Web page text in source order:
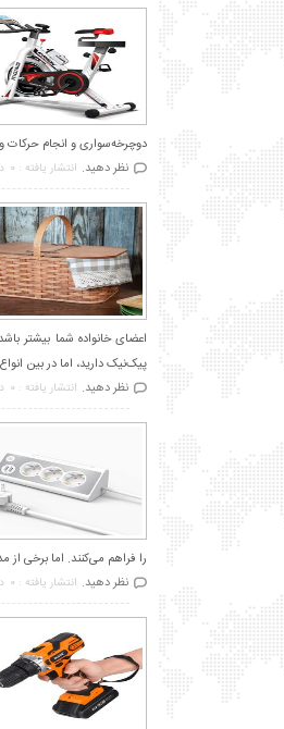
دوچرخه‌سواری و انجام حرکات
نظر دهید. انتشار یافته : 0
اعضای خانواده شما بیشتر
پیک‌نیک دارید، اما در بین
نظر دهید. انتشار یافته : 0
را فراهم می‌کنند. اما برخی
نظر دهید. انتشار یافته : 0